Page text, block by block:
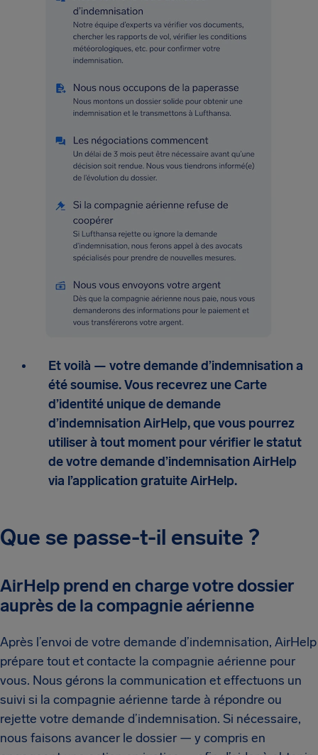
Et voilà — votre demande d’indemnisation a
été soumise. Vous recevrez une Carte
d’identité unique de demande
d’indemnisation AirHelp, que vous pourrez
utiliser à tout moment pour vérifier le statut
de votre demande d’indemnisation AirHelp
via l’application gratuite AirHelp.
Que se passe-t-il ensuite ?
AirHelp prend en charge votre dossier
auprès de la compagnie aérienne
Après l’envoi de votre demande d’indemnisation, AirHelp
prépare tout et contacte la compagnie aérienne pour
vous. Nous gérons la communication et effectuons un
suivi si la compagnie aérienne tarde à répondre ou
rejette votre demande d’indemnisation. Si nécessaire,
nous faisons avancer le dossier — y compris en